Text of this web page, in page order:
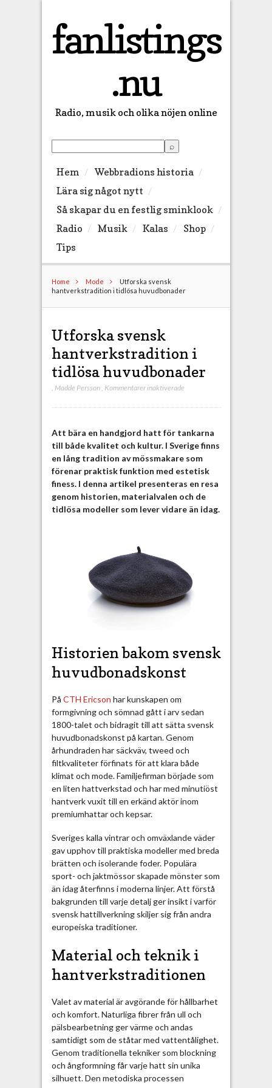
fanlistings
.nu
Radio, musik och olika nöjen online
Hem
Webbradions historia
Lära sig något nytt
Så skapar du en festlig sminklook
Radio
Musik Kalas
Shop
Tips
Home Mode
Utforska svensk
hantverkstradition i tidlösa huvudbonader
Utforska svensk
hantverkstradition i
tidlösa huvudbonader
Madde Persson, Kommentarer inaktiverade
t
f
o
r
s
k
a
s
k
h
v
i
i
l
ö
u
v
u
b
o
n
a
d
e
Att bära en handgjord hatt för tankarna
till både kvalitet och kultur. I Sverige finns
en lång tradition av mössmakare som
förenar praktisk funktion med estetisk
finess. I denna artikel presenteras en resa
genom historien, materialvalen och de
tidlösa modeller som lever vidare än idag.
Historien bakom svensk
huvudbonadskonst
På CTH Ericson har kunskapen om
formgivning och sömnad gått i arv sedan
1800-talet och bidragit till att sätta svensk
huvudbonadskonst på kartan. Genom
århundraden har säckväv, tweed och
filtkvaliteter förfinats för att klara både
klimat och mode. Familjefirman började som
en liten hattverkstad och har med minutiöst
hantverk vuxit till en erkänd aktör inom
premiumhattar och kepsar.
Sveriges kalla vintrar och omväxlande väder
gav upphov till praktiska modeller med breda
brätten och isolerande foder. Populära
sport- och jaktmössor skapade mönster som
än idag återfinns i moderna linjer. Att förstå
bakgrunden till varje detalj ger insikt i varför
svensk hattillverkning skiljer sig från andra
europeiska traditioner.
Material och teknik i
hantverkstraditionen
Valet av material är avgörande för hållbarhet
och komfort. Naturliga fibrer från ull och
pälsbearbetning ger värme och andas
samtidigt som de ståtar med vattentålighet.
Genom traditionella tekniker som blockning
och ångformning får varje hatt sin unika
silhuett. Den metodiska processen